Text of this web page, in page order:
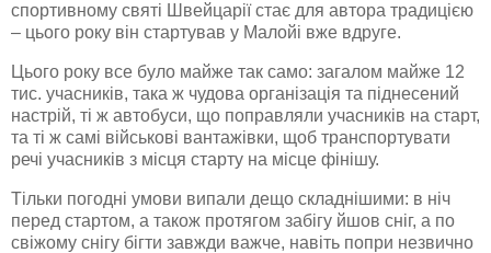
спортивному святі Швейцарії стає для автора традицією
– цього року він стартував у Малойі вже вдруге.
Цього року все було майже так само: загалом майже 12
тис. учасників, така ж чудова організація та піднесений
настрій, ті ж автобуси, що поправляли учасників на старт,
та ті ж самі військові вантажівки, щоб транспортувати
речі учасників з місця старту на місце фінішу.
Тільки погодні умови випали дещо складнішими: в ніч
перед стартом, а також протягом забігу йшов сніг, а по
свіжому снігу бігти завжди важче, навіть попри незвично